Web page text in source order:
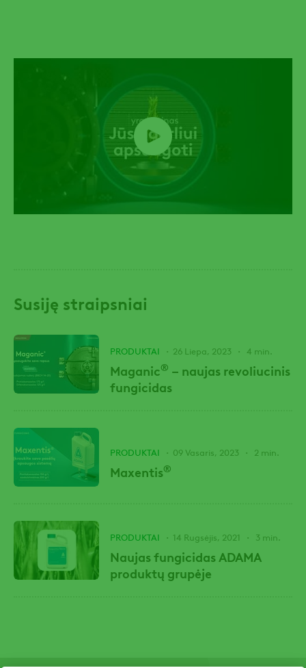
Susiję straipsniai
PRODUKTAI 26 Liepa, 2023 4 min.
Maganic® – naujas revoliucinis
fungicidas
PRODUKTAI 09 Vasaris, 2023 2 min.
Maxentis®
PRODUKTAI 14 Rugsėjis, 2021 3 min.
Naujas fungicidas ADAMA
produktų grupėje